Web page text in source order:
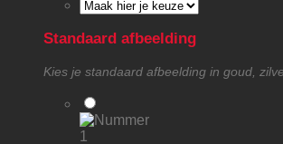
Standaard afbeelding
Kies je standaard afbeelding in goud,